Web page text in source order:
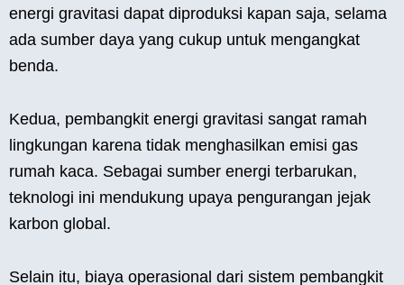
energi gravitasi dapat diproduksi kapan saja, selama
ada sumber daya yang cukup untuk mengangkat
benda.
Kedua, pembangkit energi gravitasi sangat ramah
lingkungan karena tidak menghasilkan emisi gas
rumah kaca. Sebagai sumber energi terbarukan,
teknologi ini mendukung upaya pengurangan jejak
karbon global.
Selain itu, biaya operasional dari sistem pembangkit